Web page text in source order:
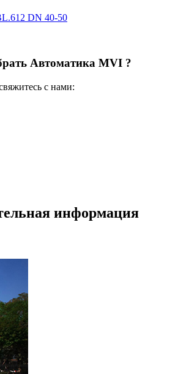
DN 40-50
Автоматика MVI ?
с нами:
информация